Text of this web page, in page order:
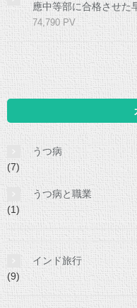
應中等部に合格させた
74,790 PV
うつ病
(7)
うつ病と職業
(1)
インド旅行
(9)